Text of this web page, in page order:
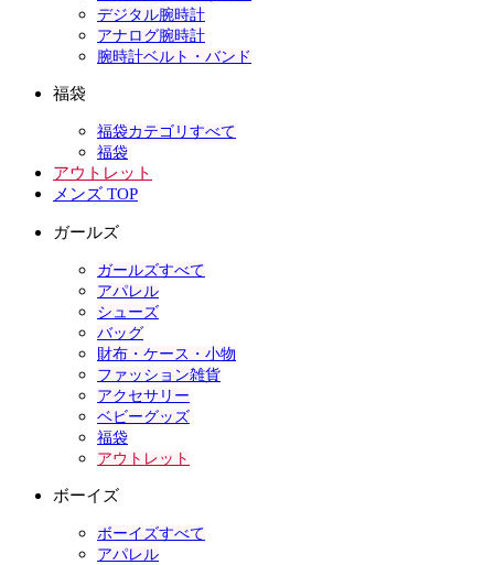
デジタル腕時計
アナログ腕時計
腕時計ベルト・バンド
福袋
福袋カテゴリすべて
福袋
アウトレット
メンズ TOP
ガールズ
ガールズすべて
アパレル
シューズ
バッグ
財布・ケース・小物
ファッション雑貨
アクセサリー
ベビーグッズ
福袋
アウトレット
ボーイズ
ボーイズすべて
アパレル